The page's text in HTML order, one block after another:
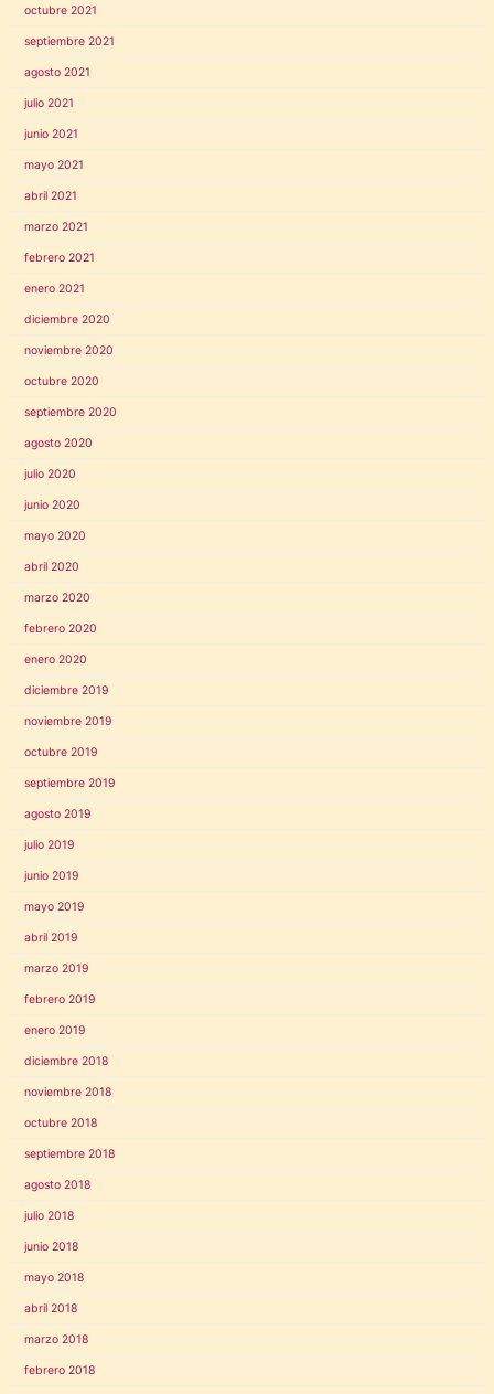
octubre 2021
septiembre 2021
agosto 2021
julio 2021
junio 2021
mayo 2021
abril 2021
marzo 2021
febrero 2021
enero 2021
diciembre 2020
noviembre 2020
octubre 2020
septiembre 2020
agosto 2020
julio 2020
junio 2020
mayo 2020
abril 2020
marzo 2020
febrero 2020
enero 2020
diciembre 2019
noviembre 2019
octubre 2019
septiembre 2019
agosto 2019
julio 2019
junio 2019
mayo 2019
abril 2019
marzo 2019
febrero 2019
enero 2019
diciembre 2018
noviembre 2018
octubre 2018
septiembre 2018
agosto 2018
julio 2018
junio 2018
mayo 2018
abril 2018
marzo 2018
febrero 2018